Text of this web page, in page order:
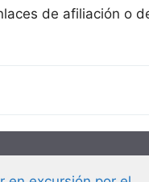
de afiliación o